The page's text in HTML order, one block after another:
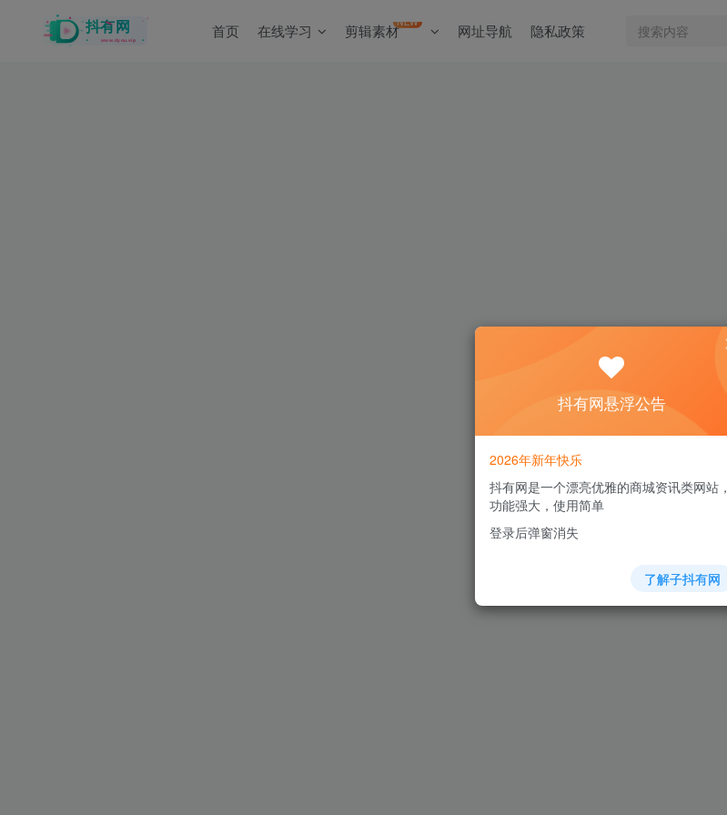
首页 在线学习 剪辑素材NEW 网址导航 隐私政策
抖有网悬浮公告
2026年新年快乐
抖有网是一个漂亮优雅的商城资讯类网站，
功能强大，使用简单
登录后弹窗消失
了解子抖有网